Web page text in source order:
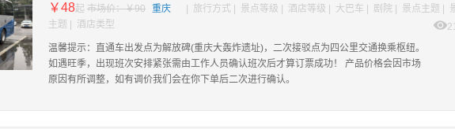
￥48起 市场价：￥90 重庆
| 旅行方式 | 景点等级 | 酒店等级 | 大巴车 | 剧院 | 景点主题 |
主题 | 酒店类型
温馨提示：直通车出发点为解放碑(重庆大轰炸遗址)，二次接驳点为四公里交通换乘枢纽。
如遇旺季，出现班次安排紧张需由工作人员确认班次后才算订票成功！ 产品价格会因市场
原因有所调整，如有调价我们会在你下单后二次进行确认。